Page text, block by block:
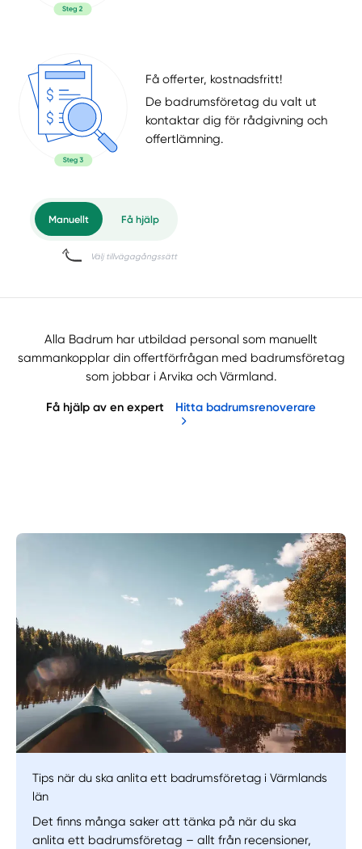
Få offerter, kostnadsfritt!
De badrumsföretag du valt ut
kontaktar dig för rådgivning och
offertlämning.
Välj tillvägagångssätt
Alla Badrum har utbildad personal som manuellt
sammankopplar din offertförfrågan med badrumsföretag
som jobbar i Arvika och Värmland.
Få hjälp av en expert Hitta badrumsrenoverare
Tips när du ska anlita ett badrumsföretag i Värmlands
län
Det finns många saker att tänka på när du ska
anlita ett badrumsföretag – allt från recensioner,